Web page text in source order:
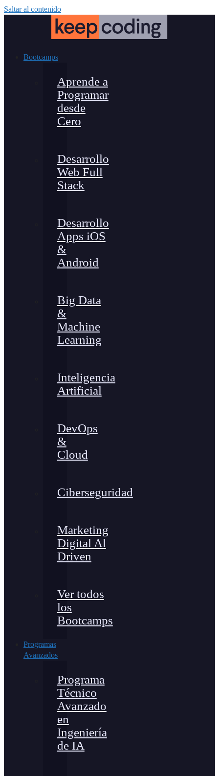
Saltar al contenido
Bootcamps
Aprende a
Programar
desde
Cero
Desarrollo
Web Full
Stack
Desarrollo
Apps iOS
&
Android
Big Data
&
Machine
Learning
Inteligencia
Artificial
DevOps
&
Cloud
Ciberseguridad
Marketing
Digital Al
Driven
Ver todos
los
Bootcamps
Programas
Avanzados
Programa
Técnico
Avanzado
en
Ingeniería
de IA